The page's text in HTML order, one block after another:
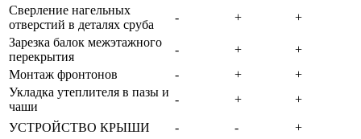
Сверление нагельных
отверстий в деталях сруба
- +
+
Зарезка балок межэтажного
перекрытия
- +
+
Монтаж фронтонов
- +
+
Укладка утеплителя в пазы и
чаши
- + +
УСТРОЙСТВО КРЫШИ - -
+